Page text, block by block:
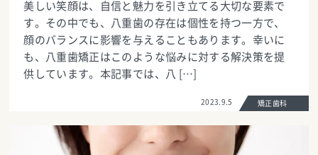
美しい笑顔は、自信と魅力を引き立てる大切な要素で
す。その中でも、八重歯の存在は個性を持つ一方で、
顔のバランスに影響を与えることもあります。幸いに
も、八重歯矯正はこのような悩みに対する解決策を提
供しています。本記事では、八 […]
2023.9.5 矯正歯科